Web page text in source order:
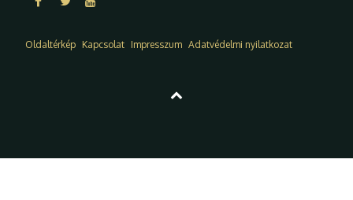
Oldaltérkép Kapcsolat Impresszum Adatvédelmi nyilatkozat